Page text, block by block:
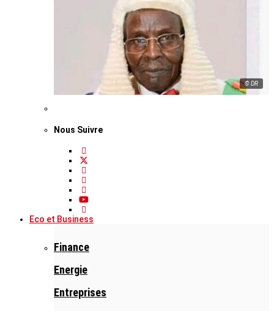
© DR
Nous Suivre
Eco et Business
Finance
Energie
Entreprises